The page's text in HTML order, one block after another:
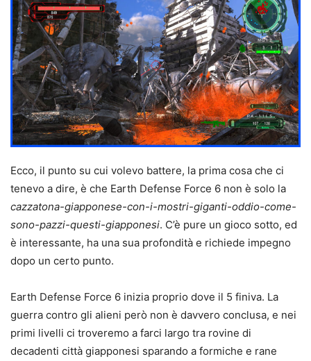
Ecco, il punto su cui volevo battere, la prima cosa che ci
tenevo a dire, è che Earth Defense Force 6 non è solo la
cazzatona-giapponese-con-i-mostri-giganti-oddio-come-
sono-pazzi-questi-giapponesi. C’è pure un gioco sotto, ed
è interessante, ha una sua profondità e richiede impegno
dopo un certo punto.
Earth Defense Force 6 inizia proprio dove il 5 finiva. La
guerra contro gli alieni però non è davvero conclusa, e nei
primi livelli ci troveremo a farci largo tra rovine di
decadenti città giapponesi sparando a formiche e rane